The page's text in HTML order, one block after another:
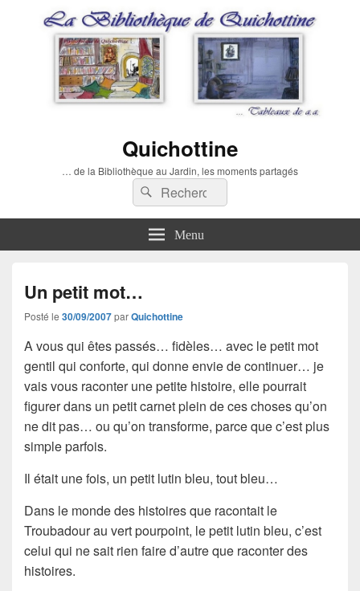
Quichottine
… de la Bibliothèque au Jardin, les moments partagés
Recherche :
Rechercher
Menu
Un petit mot…
Posté le 30/09/2007parQuichottine
A vous qui êtes passés… fidèles… avec le petit mot
gentil qui conforte, qui donne envie de continuer… je
vais vous raconter une petite histoire, elle pourrait
figurer dans un petit carnet plein de ces choses qu’on
ne dit pas… ou qu’on transforme, parce que c’est plus
simple parfois.
Il était une fois, un petit lutin bleu, tout bleu…
Dans le monde des histoires que racontait le
Troubadourau vert pourpoint, le petit lutin bleu, c’est
celui qui ne sait rien faire d’autre que raconter des
histoires.